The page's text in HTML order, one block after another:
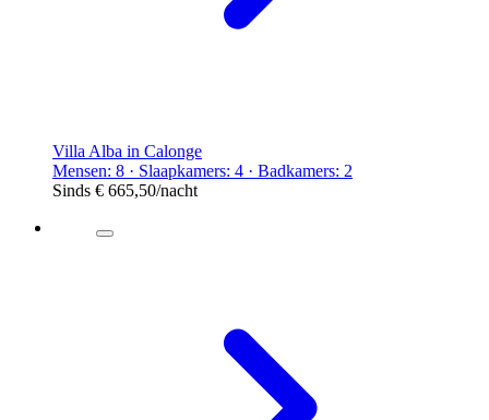
Villa Alba in Calonge
Mensen: 8 · Slaapkamers: 4 · Badkamers: 2
Sinds € 665,50/nacht